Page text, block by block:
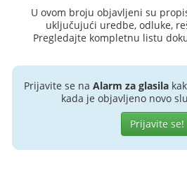
U ovom broju objavljeni su
uključujući uredbe, odluke,
Pregledajte kompletnu listu
Prijavite se na Alarm za glasila
kada je objavljeno novo
Prijavite se!